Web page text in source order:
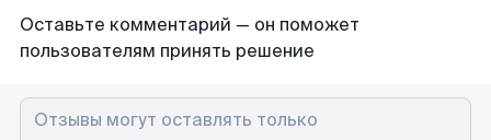
Оставьте комментарий — он поможет
пользователям принять решение